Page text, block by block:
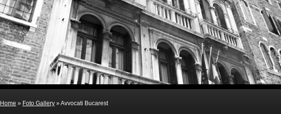
Home » Foto Gallery » Avvocati Bucarest